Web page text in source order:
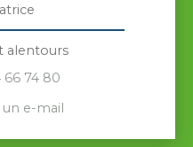
alentours
66 74 80
e-mail